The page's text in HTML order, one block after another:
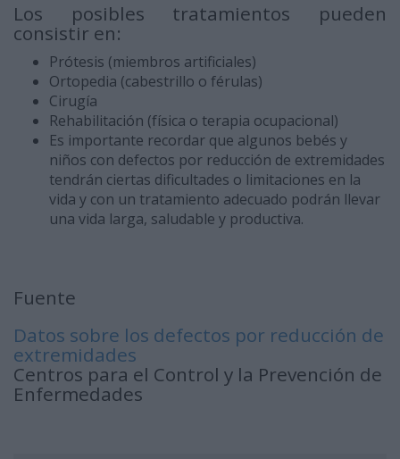
Los posibles tratamientos pueden
consistir en:
Prótesis (miembros artificiales)
Ortopedia (cabestrillo o férulas)
Cirugía
Rehabilitación (física o terapia ocupacional)
Es importante recordar que algunos bebés y
niños con defectos por reducción de extremidades
tendrán ciertas dificultades o limitaciones en la
vida y con un tratamiento adecuado podrán llevar
una vida larga, saludable y productiva.
Fuente
Datos sobre los defectos por reducción de
extremidades
Centros para el Control y la Prevención de
Enfermedades